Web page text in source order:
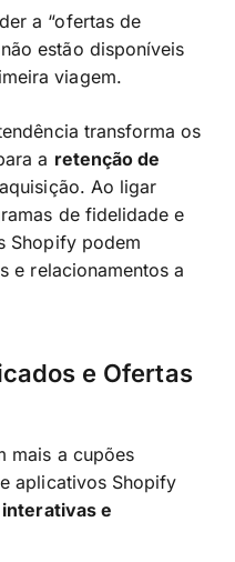
a “ofertas de
estão disponíveis
viagem.
transforma os
a retenção de
Ao ligar
de fidelidade e
Shopify podem
e relacionamentos a
e Ofertas
mais a cupões
aplicativos Shopify
interativas e